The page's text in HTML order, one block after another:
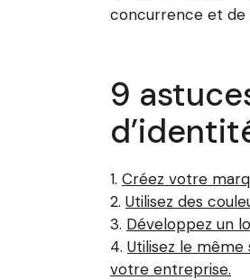
concurrence et de
9
Créez votre
Utilisez des
Développez un
Utilisez le
votre entreprise.